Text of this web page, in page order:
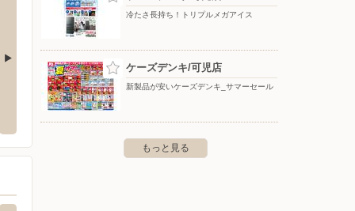
田店
市太田町1860-2
スーパーセンターオークワ 坂祝店
〒505-0071 岐阜県加茂郡坂祝町黒岩1516-1
冷たさ長持ち！トリプルメガアイス
ケーズデンキ/可児店
新製品が安いケーズデンキ_サマーセール
もっと見る